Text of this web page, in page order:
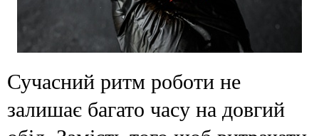
Сучасний ритм роботи не
залишає багато часу на довгий